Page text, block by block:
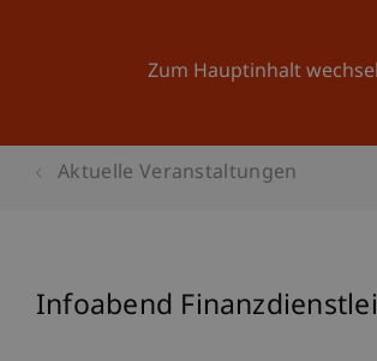
Zum Hauptinhalt
Aktuelle Veranstaltungen
Infoabend